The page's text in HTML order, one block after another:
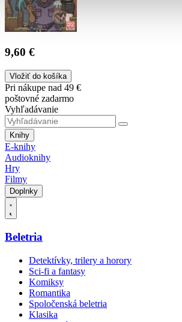
9,60 €
Vložiť do košíka
Pri nákupe nad 49 €
poštovné zadarmo
Vyhľadávanie
Knihy
E-knihy
Audioknihy
Hry
Filmy
Doplnky
Beletria
Detektívky, trilery a horory
Sci-fi a fantasy
Komiksy
Romantika
Spoločenská beletria
Klasika